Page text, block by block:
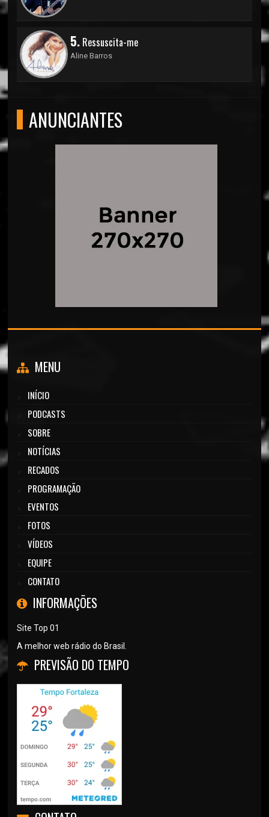
5. Ressuscita-me
Aline Barros
ANUNCIANTES
MENU
INÍCIO
PODCASTS
SOBRE
NOTÍCIAS
RECADOS
PROGRAMAÇÃO
EVENTOS
FOTOS
VÍDEOS
EQUIPE
CONTATO
INFORMAÇÕES
Site Top 01
A melhor web rádio do Brasil.
PREVISÃO DO TEMPO